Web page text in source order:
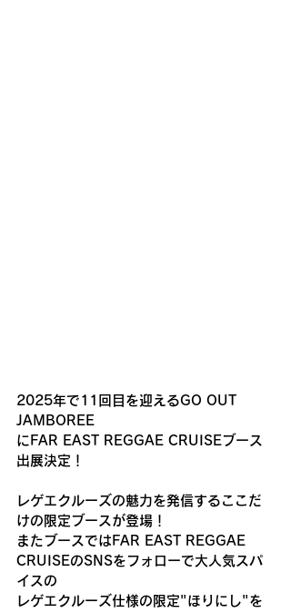
2025年で11回目を迎えるGO OUT
JAMBOREE
にFAR EAST REGGAE CRUISEブース
出展決定！
レゲエクルーズの魅力を発信するここだ
けの限定ブースが登場！
またブースではFAR EAST REGGAE
CRUISEのSNSをフォローで大人気スパ
イスの
レゲエクルーズ仕様の限定"ほりにし"を